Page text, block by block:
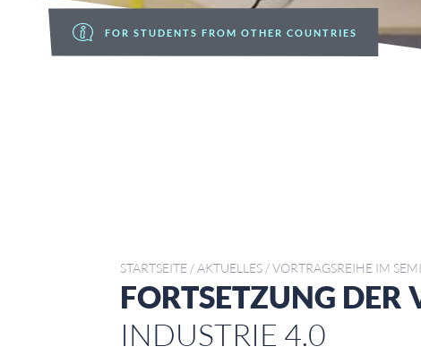
FOR STUDENTS FROM OTHER COUNTRIES
STARTSEITE /AKTUELLES /VORTRAGSREIHE IM
FORTSETZUNG DER
INDUSTRIE 4.0